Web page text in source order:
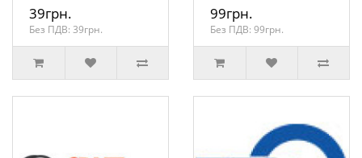
39грн.
Без ПДВ: 39грн.
99грн.
Без ПДВ: 99грн.